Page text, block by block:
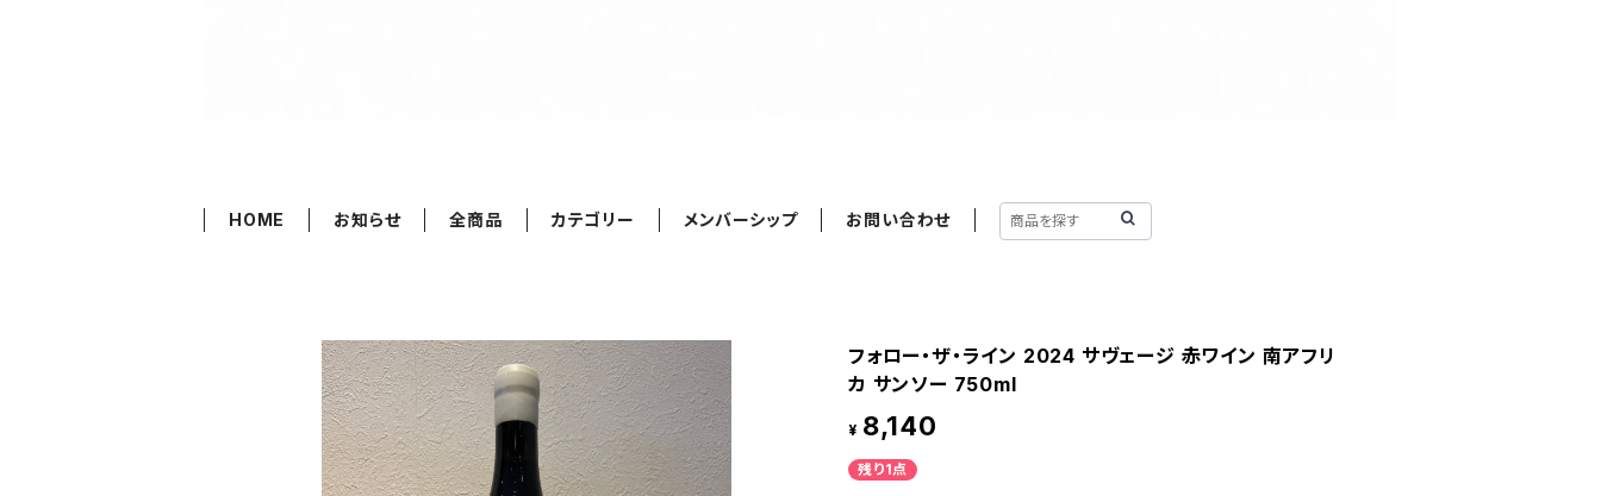
HOME お知らせ 全商品 カテゴリー メンバーシップ お問い合わせ
フォロー・ザ・ライン 2024 サヴェージ 赤ワイン 南アフリ
カ サンソー 750ml
¥ 8,140
残り1点